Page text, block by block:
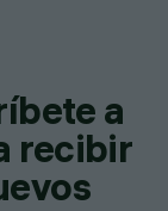
a
recibir